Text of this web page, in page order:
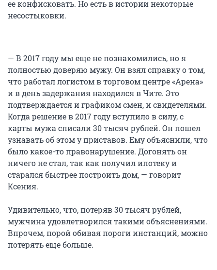
ее конфисковать. Но есть в истории некоторые
несостыковки.
— В 2017 году мы еще не познакомились, но я
полностью доверяю мужу. Он взял справку о том,
что работал логистом в торговом центре «Арена»
и в день задержания находился в Чите. Это
подтверждается и графиком смен, и свидетелями.
Когда решение в 2017 году вступило в силу, с
карты мужа списали 30 тысяч рублей. Он пошел
узнавать об этом у приставов. Ему объяснили, что
было какое-то правонарушение. Догонять он
ничего не стал, так как получил ипотеку и
старался быстрее построить дом, — говорит
Ксения.
Удивительно, что, потеряв 30 тысяч рублей,
мужчина удовлетворился такими объяснениями.
Впрочем, порой обивая пороги инстанций, можно
потерять еще больше.